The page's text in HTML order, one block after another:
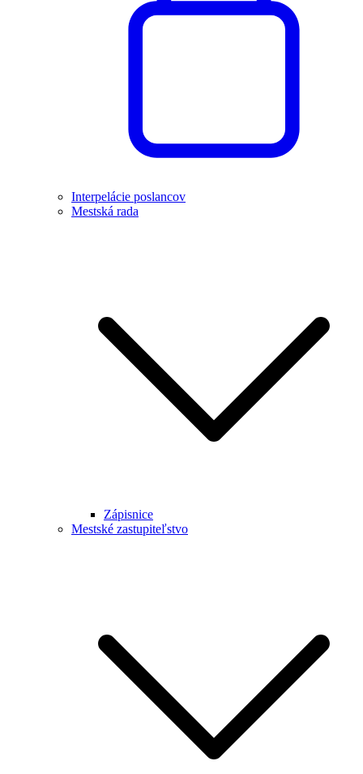
Interpelácie poslancov
Mestská rada
Zápisnice
Mestské zastupiteľstvo